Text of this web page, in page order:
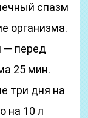
спазм
организма.
— перед
25 мин.
три дня на
на 10 л